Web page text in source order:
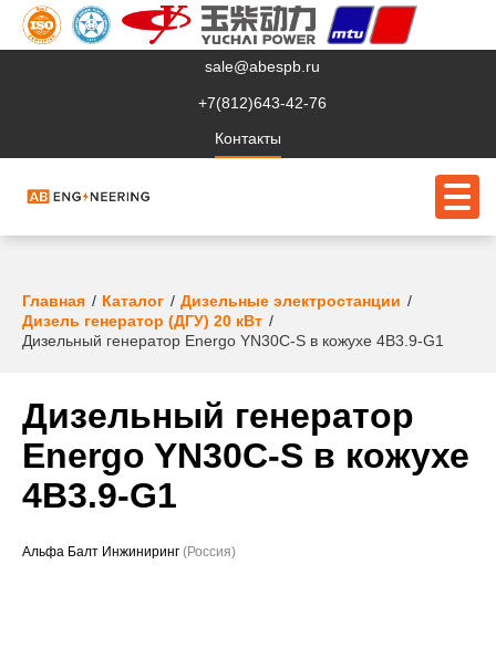
sale@abespb.ru
+7(812)643-42-76
Контакты
О компании
Клиентам
Сервис
Судовое ЭО
Главная Каталог
Дизельные электростанции
Дизель генератор (ДГУ) 20 кВт
Дизельный генератор Energo YN30C-S в кожухе 4B3.9-G1
Дизельный генератор
Energo YN30C-S в кожухе
4B3.9-G1
Альфа Балт Инжиниринг (Россия)